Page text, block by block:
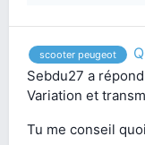
scooter peugeot
Sebdu27 a
Variation et
Tu me conseil